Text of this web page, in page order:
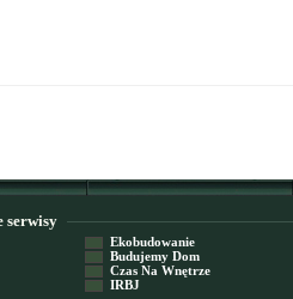
serwisy
Ekobudowanie
Budujemy Dom
Czas Na Wnętrze
IRBJ